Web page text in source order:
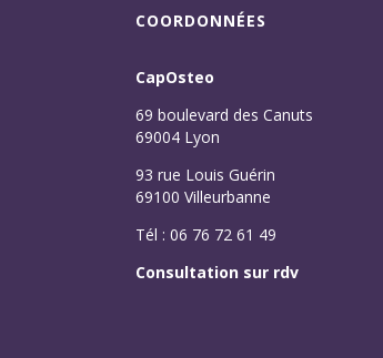
COORDONNÉES
CapOsteo
69 boulevard des Canuts
69004 Lyon
93 rue Louis Guérin
69100 Villeurbanne
Tél : 06 76 72 61 49
Consultation sur rdv